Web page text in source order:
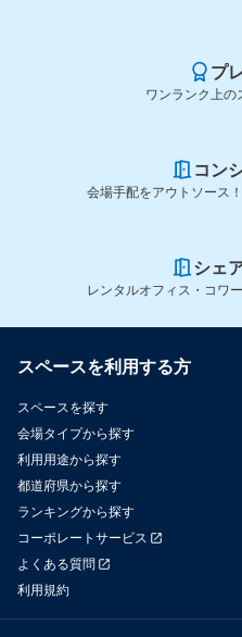
プ
ワンランク上の
コン
会場手配をアウトソース
シェ
レンタルオフィス・コワ
スペースを利用する方
スペースを探す
会場タイプから探す
利用用途から探す
都道府県から探す
ランキングから探す
コーポレートサービス
よくある質問
利用規約